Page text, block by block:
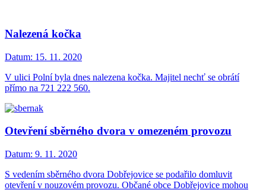
Nalezená kočka
Datum: 15. 11. 2020
V ulici Polní byla dnes nalezena kočka. Majitel nechť se obrátí
přímo na 721 222 560.
Otevření sběrného dvora v omezeném provozu
Datum: 9. 11. 2020
S vedením sběrného dvora Dobřejovice se podařilo domluvit
otevření v nouzovém provozu. Občané obce Dobřejovice mohou